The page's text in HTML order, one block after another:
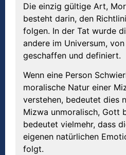
Die einzig gültige Art,
besteht darin, den
folgen. In der Tat wurde
andere im Universum, von
geschaffen und definiert.
Wenn eine Person
moralische Natur einer
verstehen, bedeutet dies
Mizwa unmoralisch, Gott
bedeutet vielmehr, dass
eigenen natürlichen
folgt.